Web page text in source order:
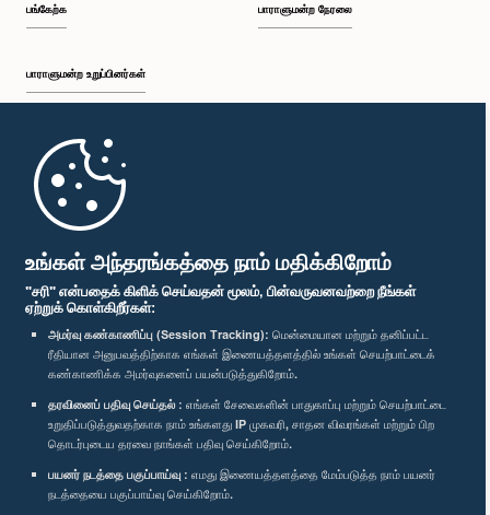
உங்கள் அந்தரங்கத்தை நாம் மதிக்கிறோம்
"சரி" என்பதைக் கிளிக் செய்வதன் மூலம், பின்வருவனவற்றை நீங்கள்
ஏற்றுக் கொள்கிறீர்கள்:
அமர்வு கண்காணிப்பு (Session Tracking): மென்மையான மற்றும் தனிப்பட்ட
ரீதியான அனுபவத்திற்காக எங்கள் இணையத்தளத்தில் உங்கள் செயற்பாட்டைக்
கண்காணிக்க அமர்வுகளைப் பயன்படுத்துகிறோம்.
தரவினைப் பதிவு செய்தல் : எங்கள் சேவைகளின் பாதுகாப்பு மற்றும் செயற்பாட்டை
உறுதிப்படுத்துவதற்காக நாம் உங்களது IP முகவரி, சாதன விவரங்கள் மற்றும் பிற
தொடர்புடைய தரவை நாங்கள் பதிவு செய்கிறோம்.
பயனர் நடத்தை பகுப்பாய்வு : எமது இணையத்தளத்தை மேம்படுத்த நாம் பயனர்
நடத்தையை பகுப்பாய்வு செய்கிறோம்.
பங்கேற்க
பாராளுமன்ற உறுப்பினர்கள்
முதற்பக்கம்
பாராளுமன்ற நேரலை
பாராளுமன்ற கையடக்க செயலி
எம்மை பின்தொடர்க :
விருதுகள்
தனியுரிமைக் கொள்கை